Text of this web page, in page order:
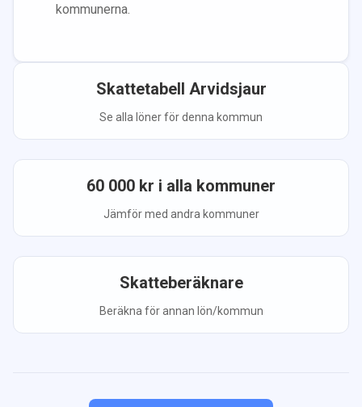
kommunerna.
Skattetabell Arvidsjaur
Se alla löner för denna kommun
60 000 kr i alla kommuner
Jämför med andra kommuner
Skatteberäknare
Beräkna för annan lön/kommun